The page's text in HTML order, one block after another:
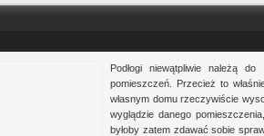
Podłogi niewątpliwie należą
pomieszczeń. Przecież to
własnym domu rzeczywiście
wyglądzie danego
byłoby zatem zdawać sobie